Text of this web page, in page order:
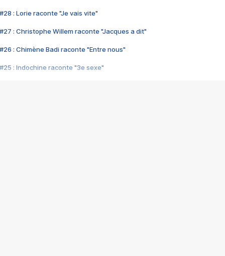
#28 : Lorie raconte "Je vais vite"
#27 : Christophe Willem raconte "Jacques a dit"
#26 : Chimène Badi raconte "Entre nous"
#25 : Indochine raconte "3e sexe"